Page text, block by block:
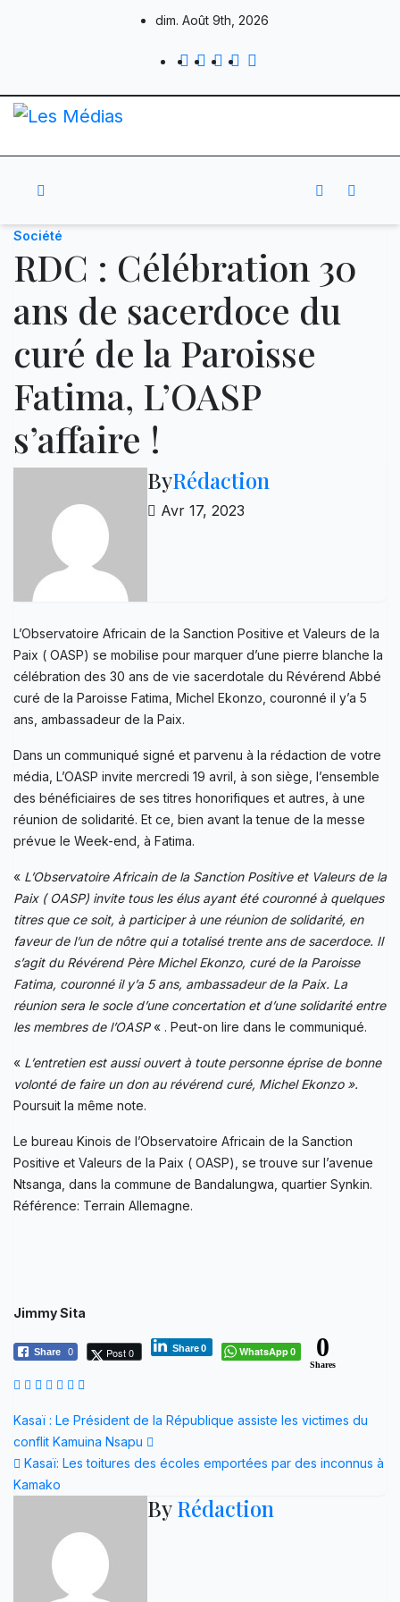
dim. Août 9th, 2026
Société
RDC : Célébration 30
ans de sacerdoce du
curé de la Paroisse
Fatima, L’OASP
s’affaire !
ByRédaction
Avr 17, 2023
L’Observatoire Africain de la Sanction Positive et Valeurs de la
Paix ( OASP) se mobilise pour marquer d’une pierre blanche la
célébration des 30 ans de vie sacerdotale du Révérend Abbé
curé de la Paroisse Fatima, Michel Ekonzo, couronné il y’a 5
ans, ambassadeur de la Paix.
Dans un communiqué signé et parvenu à la rédaction de votre
média, L’OASP invite mercredi 19 avril, à son siège, l’ensemble
des bénéficiaires de ses titres honorifiques et autres, à une
réunion de solidarité. Et ce, bien avant la tenue de la messe
prévue le Week-end, à Fatima.
« L’Observatoire Africain de la Sanction Positive et Valeurs de la
Paix ( OASP) invite tous les élus ayant été couronné à quelques
titres que ce soit, à participer à une réunion de solidarité, en
faveur de l’un de nôtre qui a totalisé trente ans de sacerdoce. Il
s’agit du Révérend Père Michel Ekonzo, curé de la Paroisse
Fatima, couronné il y’a 5 ans, ambassadeur de la Paix. La
réunion sera le socle d’une concertation et d’une solidarité entre
les membres de l’OASP« . Peut-on lire dans le communiqué.
« L’entretien est aussi ouvert à toute personne éprise de bonne
volonté de faire un don au révérend curé, Michel Ekonzo ».
Poursuit la même note.
Le bureau Kinois de l’Observatoire Africain de la Sanction
Positive et Valeurs de la Paix ( OASP), se trouve sur l’avenue
Ntsanga, dans la commune de Bandalungwa, quartier Synkin.
Référence: Terrain Allemagne.
Jimmy Sita
Share 0 Post 0 Share0 WhatsApp0 0
Shares
Navigation
de
l’article
Kasaï : Le Président de la République assiste les victimes du
conflit Kamuina Nsapu
Kasaï: Les toitures des écoles emportées par des inconnus à
Kamako
ByRédaction